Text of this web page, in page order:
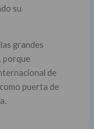
su
grandes
porque
de
puerta de